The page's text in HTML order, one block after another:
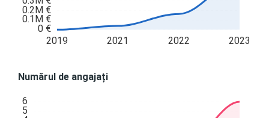
0.2M €
0.1M €
0 €
2019
2021 2022 2023
Numărul de angajați
6
5